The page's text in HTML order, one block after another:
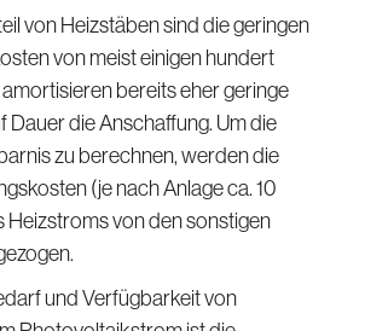
von Heizstäben sind die geringen
von meist einigen hundert
bereits eher geringe
Dauer die Anschaffung. Um die
zu berechnen, werden die
(je nach Anlage ca. 10
von den sonstigen
und Verfügbarkeit von